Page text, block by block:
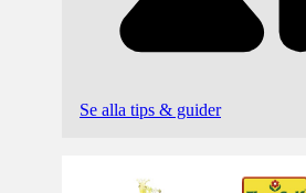
Se alla tips & guider